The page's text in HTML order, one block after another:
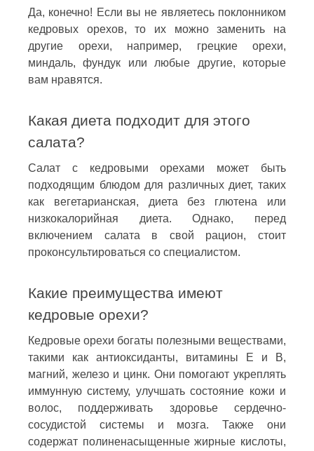
Да, конечно! Если вы не являетесь поклонником
кедровых орехов, то их можно заменить на
другие орехи, например, грецкие орехи,
миндаль, фундук или любые другие, которые
вам нравятся.
Какая диета подходит для этого
салата?
Салат с кедровыми орехами может быть
подходящим блюдом для различных диет, таких
как вегетарианская, диета без глютена или
низкокалорийная диета. Однако, перед
включением салата в свой рацион, стоит
проконсультироваться со специалистом.
Какие преимущества имеют
кедровые орехи?
Кедровые орехи богаты полезными веществами,
такими как антиоксиданты, витамины E и В,
магний, железо и цинк. Они помогают укреплять
иммунную систему, улучшать состояние кожи и
волос, поддерживать здоровье сердечно-
сосудистой системы и мозга. Также они
содержат полиненасыщенные жирные кислоты,